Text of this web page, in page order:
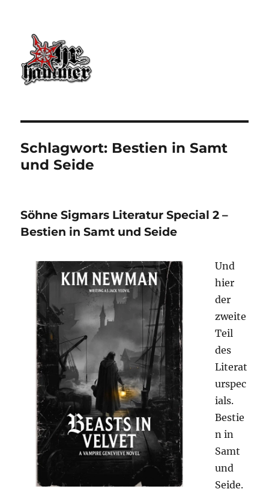
Ohrhammer.online
Schlagwort: Bestien in Samt
und Seide
Söhne Sigmars Literatur Special 2 –
Bestien in Samt und Seide
Und
hier
der
zweite
Teil
des
Literat
urspec
ials.
Bestie
n in
Samt
und
Seide.